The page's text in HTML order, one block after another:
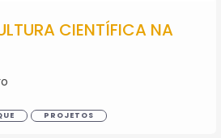
CIENTÍFICA NA
PROJETOS